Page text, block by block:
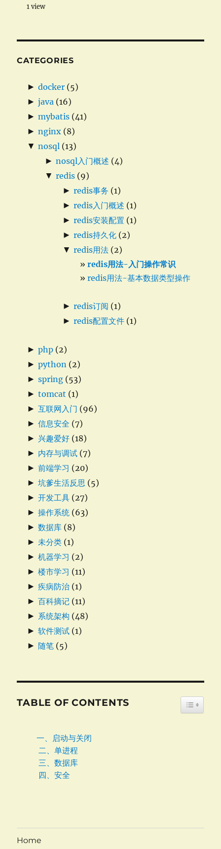
1 view
CATEGORIES
► docker (5)
► java (16)
► mybatis (41)
► nginx (8)
▼ nosql (13)
► nosql入门概述 (4)
▼ redis (9)
► redis事务 (1)
► redis入门概述 (1)
► redis安装配置 (1)
► redis持久化 (2)
▼ redis用法 (2)
redis用法-入门操作常识
redis用法-基本数据类型操作
► redis订阅 (1)
► redis配置文件 (1)
► php (2)
► python (2)
► spring (53)
► tomcat (1)
► 互联网入门 (96)
► 信息安全 (7)
► 兴趣爱好 (18)
► 内存与调试 (7)
► 前端学习 (20)
► 坑爹生活反思 (5)
► 开发工具 (27)
► 操作系统 (63)
► 数据库 (8)
► 未分类 (1)
► 机器学习 (2)
► 楼市学习 (11)
► 疾病防治 (1)
► 百科摘记 (11)
► 系统架构 (48)
► 软件测试 (1)
► 随笔 (5)
TABLE OF CONTENTS
一、启动与关闭
二、单进程
三、数据库
四、安全
Home